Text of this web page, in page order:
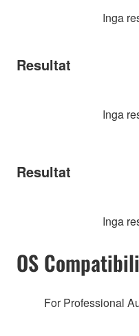
Inga
Resultat
Inga
Resultat
Inga
OS
For Professional